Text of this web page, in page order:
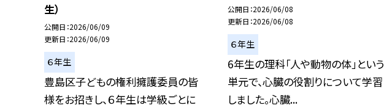
生）
公開日 2026/06/09
更新日 2026/06/09
６年生
豊島区子どもの権利擁護委員の皆
様をお招きし、６年生は学級ごとに
公開日 2026/06/08
更新日 2026/06/08
６年生
6年生の理科「人や動物の体」という
単元で、心臓の役割りについて学習
しました。心臓...